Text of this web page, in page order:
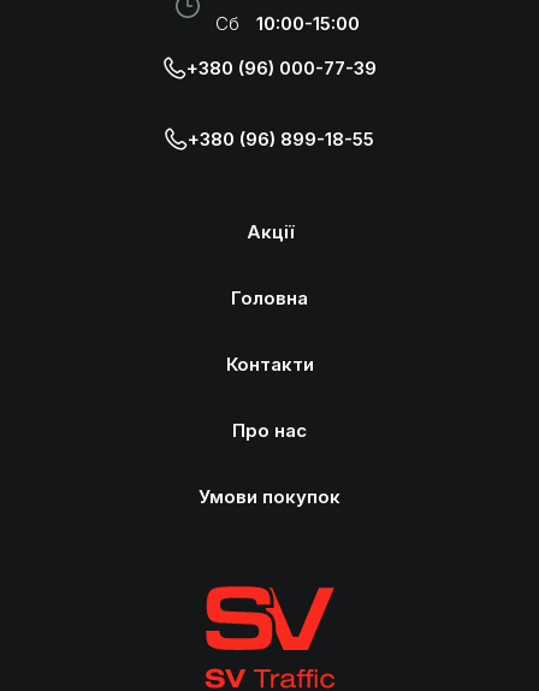
Акції
Головна
Контакти
Про нас
Умови покупок
Сб
10:00-15:00
+380 (96) 000-77-39
+380 (96) 899-18-55